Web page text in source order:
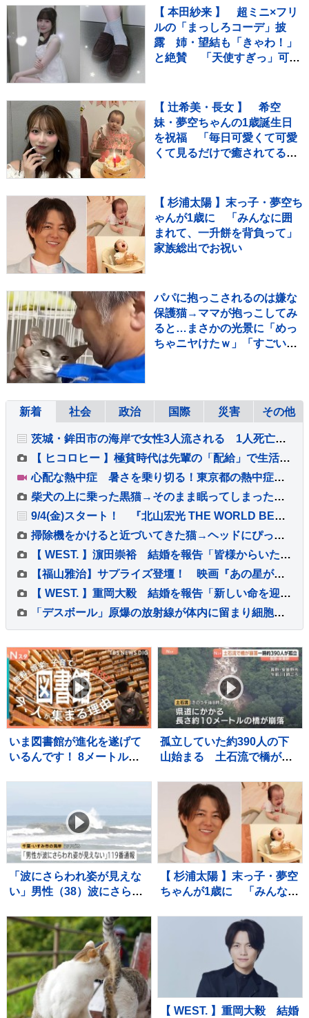
【 本田紗来 】 超ミニ×フリ
ルの「まっしろコーデ」披
露 姉・望結も「きゃわ！」
と絶賛 「天使すぎっ」可愛
【 辻希美・長女 】 希空
妹・夢空ちゃんの1歳誕生日
を祝福 「毎日可愛くて可愛
くて見るだけで癒されてる
【 杉浦太陽 】末っ子・夢空ち
ゃんが1歳に 「みんなに囲
まれて、一升餅を背負って」
家族総出でお祝い
パパに抱っこされるのは嫌な
保護猫→ママが抱っこしてみ
ると…まさかの光景に「めっ
ちゃニヤけたｗ」「すごいｗ
新着 社会 政治 国際 災害 その他
茨城・鉾田市の海岸で女性3人流される 1人死亡、1人重体 現場は人工岬「ヘッドランド」近くで遊泳禁止エリア
【 ヒコロヒー 】極貧時代は先輩の「配給」で生活…今や後輩に「お前も食うか？」と500円のアイスを奢れるまでに成長
心配な熱中症 暑さを乗り切る！東京都の熱中症対策【SUNトピ】
柴犬の上に乗った黒猫→そのまま眠ってしまった結果…あまりにも『微笑ましい光景』が33万再生「やさしいなあ」「めちゃくちゃ癒された」
9/4(金)スタート！ 『北山宏光 THE WORLD BEYOND』 北山「このような形で冠番組を持たせていただきとても嬉しく思っています」
掃除機をかけると近づいてきた猫→ヘッドにぴったりと抱き着いて…笑ってしまう行動が31万再生「モップかなｗ」「ええ～かわいいｗ」
【 WEST. 】濵田崇裕 結婚を報告「皆様からいただいた力を少しでもお返しできるよう、これからも精進してまいります」
【福山雅治】サプライズ登壇！ 映画『あの星が降る丘で、君とまた出会いたい。』 公開記念舞台挨拶開催！！
【 WEST. 】重岡大毅 結婚を報告「新しい命を迎えました」「一日一日を大切に生きていこうと、覚悟を新たにしています」【 報告全文 】
「デスボール」原爆の放射線が体内に留まり細胞に“穴”を 最新の研究発表が波紋…長崎原爆から81年 置き去りの被爆体験者【NO WARプロジェクト つなぐ、つながる】
いま図書館が進化を遂げて
いるんです！ 8メートルの
化系図書館ベスト7をご紹
介！
孤立していた約390人の下
山始まる 土石流で橋が崩
プス燕岳の登山口 土石流
で配管壊れ約1600軒の旅
館・別荘に温泉のお湯供給
出来ず
「波にさらわれ姿が見えな
い」男性（38）波にさらわ
散歩中 当時は波浪注意報
千葉・いすみ市
【 杉浦太陽 】末っ子・夢空
ちゃんが1歳に 「みんなに
て」家族総出でお祝い
【 WEST. 】重岡大毅 結婚